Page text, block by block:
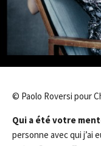
© Paolo Roversi pour
Qui a été votre
personne avec qui j’ai